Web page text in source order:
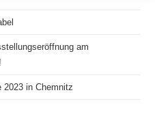
am
in Chemnitz